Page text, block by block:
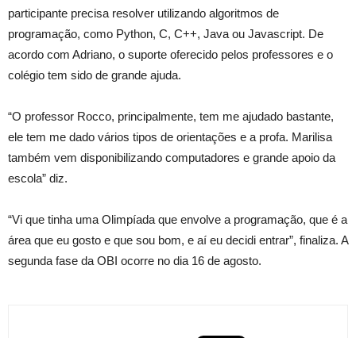
participante precisa resolver utilizando algoritmos de
programação, como Python, C, C++, Java ou Javascript. De
acordo com Adriano, o suporte oferecido pelos professores e o
colégio tem sido de grande ajuda.
“O professor Rocco, principalmente, tem me ajudado bastante,
ele tem me dado vários tipos de orientações e a profa. Marilisa
também vem disponibilizando computadores e grande apoio da
escola” diz.
“Vi que tinha uma Olimpíada que envolve a programação, que é a
área que eu gosto e que sou bom, e aí eu decidi entrar”, finaliza. A
segunda fase da OBI ocorre no dia 16 de agosto.